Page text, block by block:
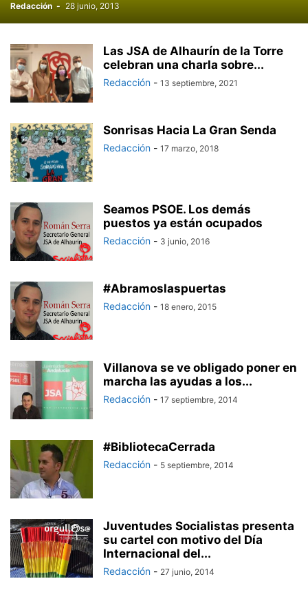
Redacción - 28 junio, 2013
Las JSA de Alhaurín de la Torre
celebran una charla sobre...
Redacción - 13 septiembre, 2021
Sonrisas Hacia La Gran Senda
Redacción - 17 marzo, 2018
Seamos PSOE. Los demás
puestos ya están ocupados
Redacción - 3 junio, 2016
#Abramoslaspuertas
Redacción - 18 enero, 2015
Villanova se ve obligado poner en
marcha las ayudas a los...
Redacción - 17 septiembre, 2014
#BibliotecaCerrada
Redacción - 5 septiembre, 2014
Juventudes Socialistas presenta
su cartel con motivo del Día
Internacional del...
Redacción - 27 junio, 2014